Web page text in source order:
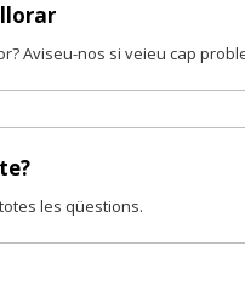
Aviseu-nos si veieu cap
les qüestions.